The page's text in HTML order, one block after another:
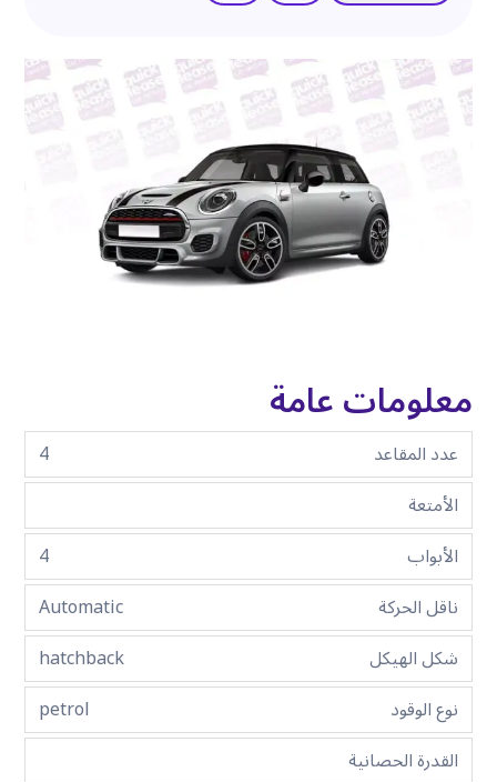
معلومات عامة
عدد المقاعد
4
الأمتعة
الأبواب
4
ناقل الحركة
Automatic
شكل الهيكل
hatchback
نوع الوقود
petrol
القدرة الحصانية